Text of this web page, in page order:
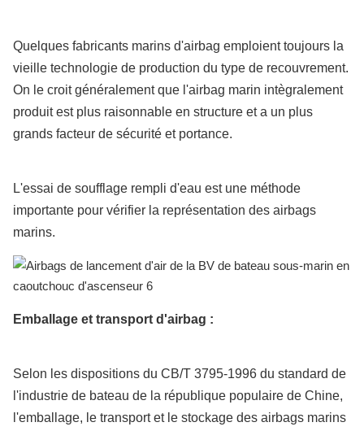
Quelques fabricants marins d'airbag emploient toujours la
vieille technologie de production du type de recouvrement.
On le croit généralement que l'airbag marin intègralement
produit est plus raisonnable en structure et a un plus
grands facteur de sécurité et portance.
L'essai de soufflage rempli d'eau est une méthode
importante pour vérifier la représentation des airbags
marins.
Emballage et transport d'airbag :
Selon les dispositions du CB/T 3795-1996 du standard de
l'industrie de bateau de la république populaire de Chine,
l'emballage, le transport et le stockage des airbags marins